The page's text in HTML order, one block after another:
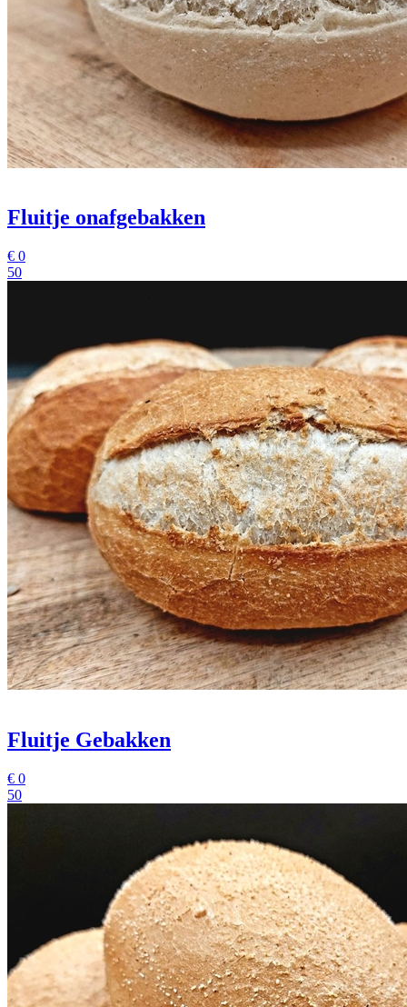
Fluitje onafgebakken
€ 0
50
Fluitje Gebakken
€ 0
50